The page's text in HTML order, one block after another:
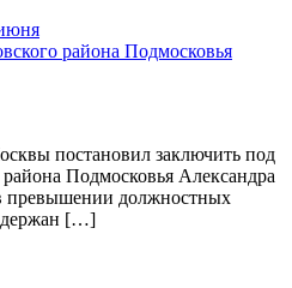
района Подмосковья
постановил заключить под
Подмосковья Александра
превышении должностных
[…]